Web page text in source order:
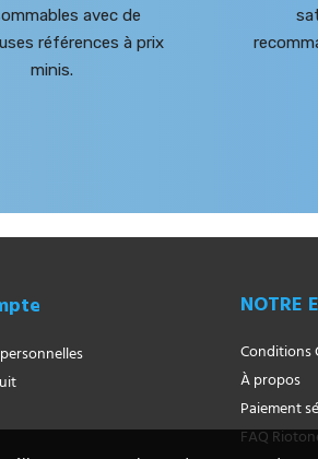
avec de
références à prix
minis.
NOTRE
Conditions
À propos
Paiement
FAQ